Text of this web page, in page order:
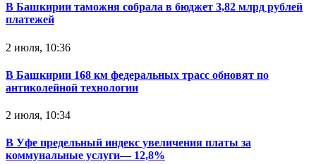
В Башкирии таможня собрала в бюджет 3,82 млрд рублей
платежей
2 июля, 10:36
В Башкирии 168 км федеральных трасс обновят по
антиколейной технологии
2 июля, 10:34
В Уфе предельный индекс увеличения платы за
коммунальные услуги— 12,8%